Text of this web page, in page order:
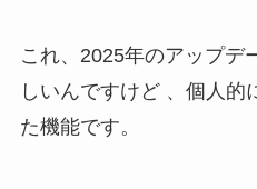
これ、2025年のアップデ
しいんですけど 、個人的
た機能です。